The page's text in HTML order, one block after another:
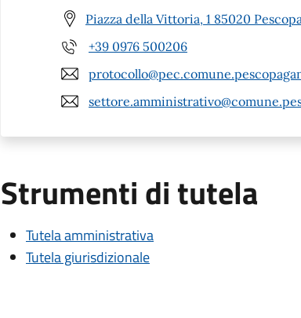
Piazza della Vittoria, 1 85020
+39 0976 500206
Strumenti di tutela
Tutela amministrativa
Tutela giurisdizionale